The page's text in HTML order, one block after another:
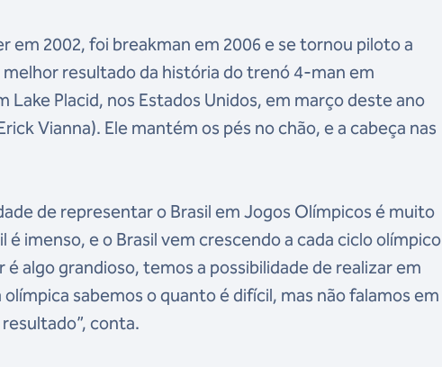
em 2002, foi breakman em 2006 e se tornou piloto a
resultado da história do trenó 4-man em
Lake Placid, nos Estados Unidos, em março deste ano
Vianna). Ele mantém os pés no chão, e a cabeça nas
de representar o Brasil em Jogos Olímpicos é muito
é imenso, e o Brasil vem crescendo a cada ciclo olímpico
algo grandioso, temos a possibilidade de realizar em
sabemos o quanto é difícil, mas não falamos em
conta.